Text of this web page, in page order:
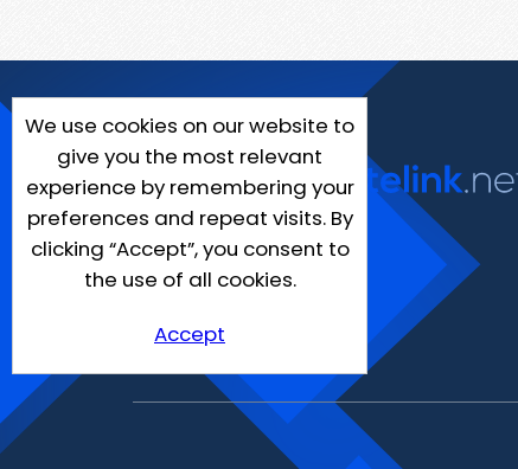
We use cookies on our website to
give you the most relevant
experience by remembering your
preferences and repeat visits. By
clicking “Accept”, you consent to
the use of all cookies.
Accept